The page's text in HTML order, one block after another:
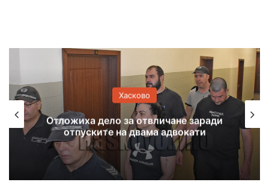
заради
Хасково
Отстраняват аварии в
Свиленград и по